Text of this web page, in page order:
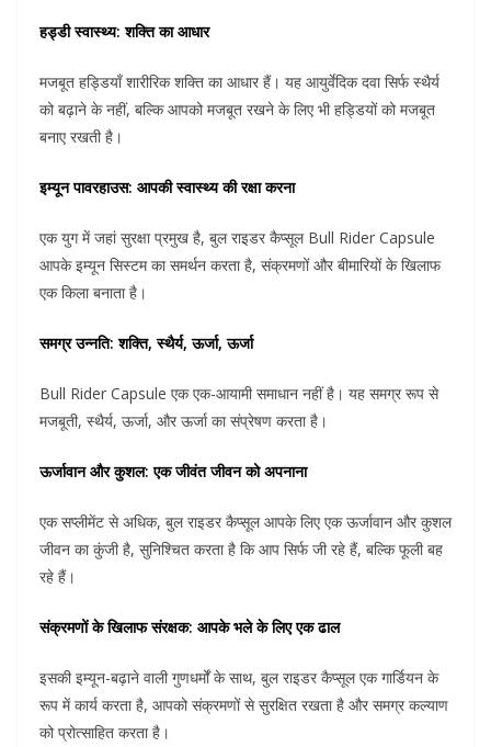
हड्डी स्वास्थ्य: शक्ति का आधार
मजबूत हड्डियाँ शारीरिक शक्ति का आधार हैं। यह आयुर्वेदिक दवा सिर्फ स्थैर्य
को बढ़ाने के नहीं, बल्कि आपको मजबूत रखने के लिए भी हड्डियों को मजबूत
बनाए रखती है।
इम्यून पावरहाउस: आपकी स्वास्थ्य की रक्षा करना
एक युग में जहां सुरक्षा प्रमुख है, बुल राइडर कैप्सूल Bull Rider Capsule
आपके इम्यून सिस्टम का समर्थन करता है, संक्रमणों और बीमारियों के खिलाफ
एक किला बनाता है।
समग्र उन्नति: शक्ति, स्थैर्य, ऊर्जा, ऊर्जा
Bull Rider Capsule एक एक-आयामी समाधान नहीं है। यह समग्र रूप से
मजबूती, स्थैर्य, ऊर्जा, और ऊर्जा का संप्रेषण करता है।
ऊर्जावान और कुशल: एक जीवंत जीवन को अपनाना
एक सप्लीमेंट से अधिक, बुल राइडर कैप्सूल आपके लिए एक ऊर्जावान और कुशल
जीवन का कुंजी है, सुनिश्चित करता है कि आप सिर्फ जी रहे हैं, बल्कि फूली बह
रहे हैं।
संक्रमणों के खिलाफ संरक्षक: आपके भले के लिए एक ढाल
इसकी इम्यून-बढ़ाने वाली गुणधर्मों के साथ, बुल राइडर कैप्सूल एक गार्डियन के
रूप में कार्य करता है, आपको संक्रमणों से सुरक्षित रखता है और समग्र कल्याण
को प्रोत्साहित करता है।